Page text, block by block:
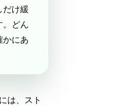
だけ緩
。どん
かにあ
は、スト